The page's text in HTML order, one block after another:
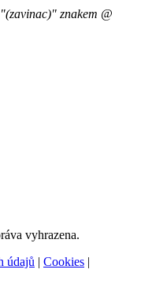
znakem @
vyhrazena.
údajů | Cookies |